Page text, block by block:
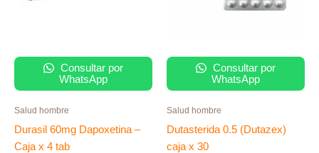
Consultar por
WhatsApp
Salud hombre
Durasil 60mg Dapoxetina –
Caja x 4 tab
Consultar por
WhatsApp
Salud hombre
Dutasterida 0.5 (Dutazex)
caja x 30